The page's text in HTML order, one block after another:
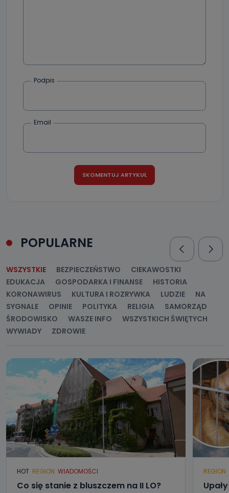
Podpis
Email
POPULARNE
WSZYSTKIE BEZPIECZEŃSTWO
CIEKAWOSTKI
EDUKACJA
GOSPODARKA I FINANSE
HISTORIA
KORONAWIRUS
KULTURA I ROZRYWKA LUDZIE
NA
SYGNALE
OPINIE POLITYKA RELIGIA
SAMORZĄD
ŚRODOWISKO
WASZE INFO
WSZYSTKICH ŚWIĘTYCH
WYWIADY
ZDROWIE
HOT REGION WIADOMOŚCI
Co się stanie z bluszczem na II LO?
REGION